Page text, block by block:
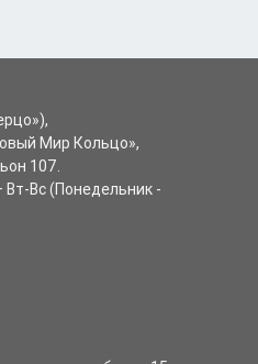
Мир Кольцо»,
107.
Вт-Вс(Понедельник -